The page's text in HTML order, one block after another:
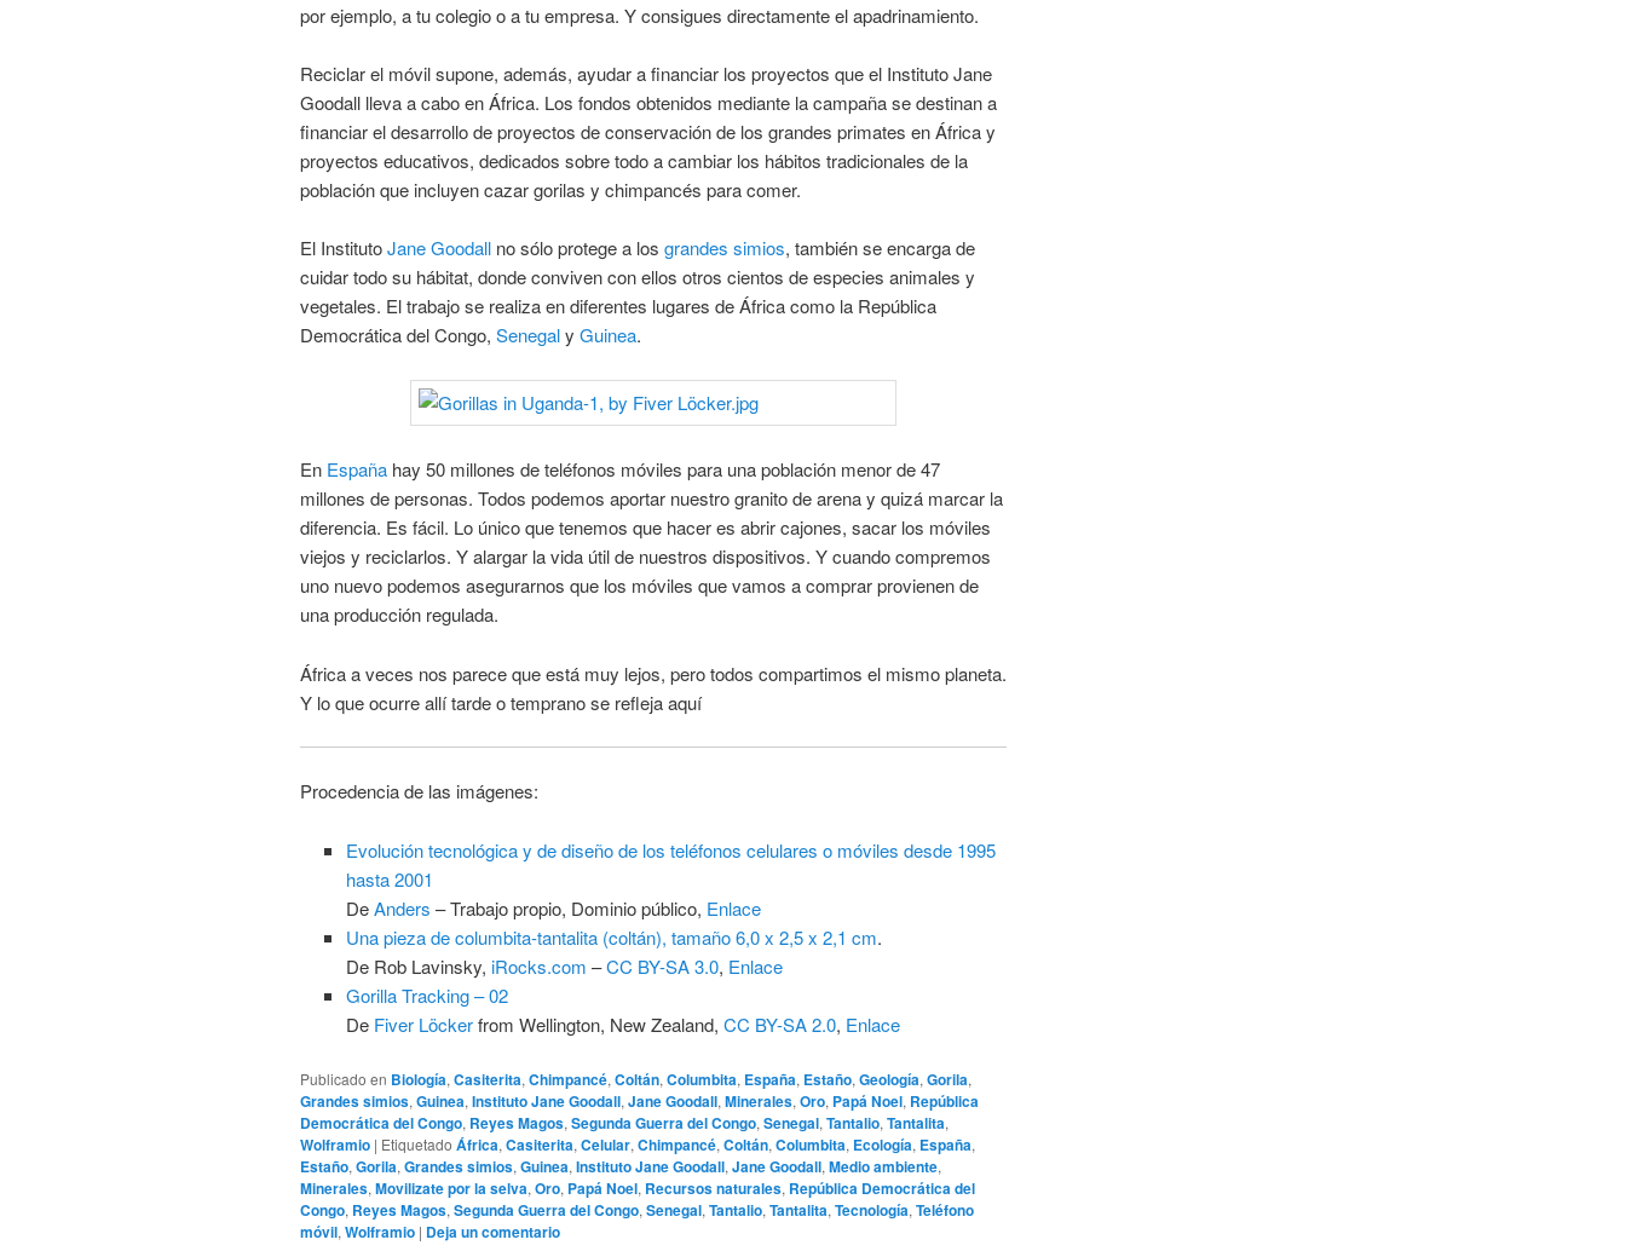
por ejemplo, a tu colegio o a tu empresa. Y consigues directamente el apadrinamiento.
Reciclar el móvil supone, además, ayudar a financiar los proyectos que el Instituto Jane
Goodall lleva a cabo en África. Los fondos obtenidos mediante la campaña se destinan a
financiar el desarrollo de proyectos de conservación de los grandes primates en África y
proyectos educativos, dedicados sobre todo a cambiar los hábitos tradicionales de la
población que incluyen cazar gorilas y chimpancés para comer.
El InstitutoJane Goodall no sólo protege a los grandes simios, también se encarga de
cuidar todo su hábitat, donde conviven con ellos otros cientos de especies animales y
vegetales. El trabajo se realiza en diferentes lugares de África como la República
Democrática del Congo, Senegaly Guinea.
En España hay 50 millones de teléfonos móviles para una población menor de 47
millones de personas. Todos podemos aportar nuestro granito de arena y quizá marcar la
diferencia. Es fácil. Lo único que tenemos que hacer es abrir cajones, sacar los móviles
viejos y reciclarlos. Y alargar la vida útil de nuestros dispositivos. Y cuando compremos
uno nuevo podemos asegurarnos que los móviles que vamos a comprar provienen de
una producción regulada.
África a veces nos parece que está muy lejos, pero todos compartimos el mismo planeta.
Y lo que ocurre allí tarde o temprano se refleja aquí
Procedencia de las imágenes:
Evolución tecnológica y de diseño de los teléfonos celulares o móviles desde 1995
hasta 2001
DeAnders –Trabajo propio, Dominio público, Enlace
Una pieza de columbita-tantalita (coltán), tamaño 6,0 x 2,5 x 2,1 cm.
De Rob Lavinsky, iRocks.com –CC BY-SA 3.0, Enlace
Gorilla Tracking – 02
De Fiver Löckerfrom Wellington, New Zealand, CC BY-SA 2.0, Enlace
Publicado en Biología, Casiterita, Chimpancé, Coltán, Columbita, España, Estaño, Geología, Gorila,
Grandes simios, Guinea, Instituto Jane Goodall, Jane Goodall, Minerales, Oro, Papá Noel, República
Democrática del Congo, Reyes Magos, Segunda Guerra del Congo, Senegal, Tantalio, Tantalita,
Wolframio | Etiquetado África, Casiterita, Celular, Chimpancé, Coltán, Columbita, Ecología, España,
Estaño, Gorila, Grandes simios, Guinea, Instituto Jane Goodall, Jane Goodall, Medio ambiente,
Minerales, Movilizate por la selva, Oro, Papá Noel, Recursos naturales, República Democrática del
Congo, Reyes Magos, Segunda Guerra del Congo, Senegal, Tantalio, Tantalita, Tecnología, Teléfono
móvil, Wolframio | Deja un comentario